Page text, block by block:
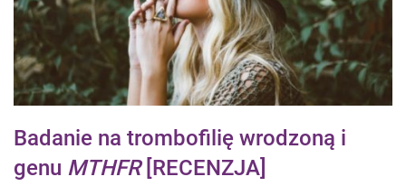
Badanie na trombofilię wrodzoną i
genu MTHFR[RECENZJA]